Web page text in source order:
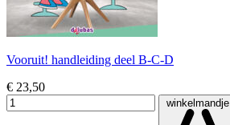
Vooruit! handleiding deel B-C-D
€ 23,50
winkelmandje